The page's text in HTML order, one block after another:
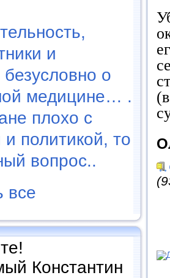
и
о
медицине… .
плохо с
политикой, то
вопрос..
все
Константин